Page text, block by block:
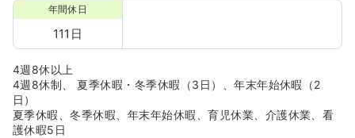
年間休日
111日
4週8休以上
4週8休制、 夏季休暇・冬季休暇（3日）、年末年始休暇（2
日）
夏季休暇、冬季休暇、年末年始休暇、育児休業、介護休業、看
護休暇5日